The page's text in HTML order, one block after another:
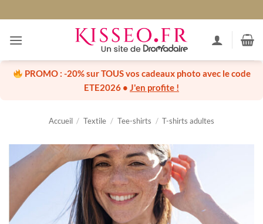
au
contenu
PROMO : -20% sur TOUS vos cadeaux photo avec le code
ETE2026 • J'en profite !
Accueil / Textile / Tee-shirts / T-shirts adultes